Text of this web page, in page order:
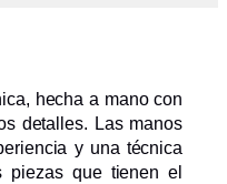
hecha a mano con
detalles. Las manos
y una técnica
piezas que tienen el